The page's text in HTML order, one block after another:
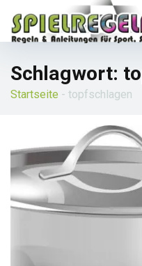
Schlagwort:
Startseite - topfschlagen